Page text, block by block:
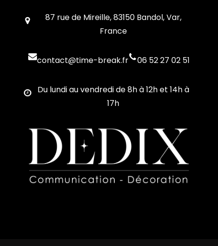
87 rue de Mireille, 83150 Bandol, Var,
France
contact@time-break.fr 06 52 27 02 51
Du lundi au vendredi de 8h à 12h et 14h à
17h